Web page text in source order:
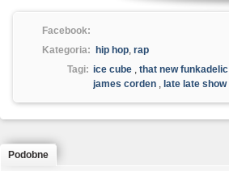
Facebook:
Kategoria:
hip hop, rap
Tagi: ice cube , that new funkadelic
james corden , late late show
Podobne